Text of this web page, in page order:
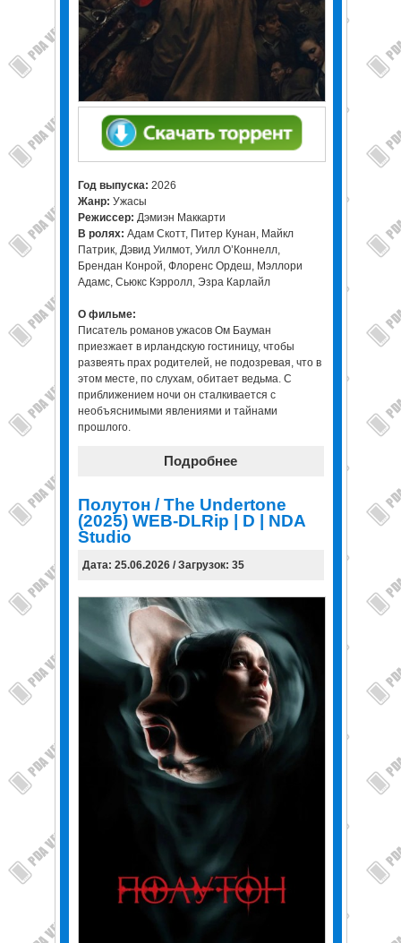
Год выпуска: 2026
Жанр: Ужасы
Режиссер: Дэмиэн Маккарти
В ролях: Адам Скотт, Питер Кунан, Майкл
Патрик, Дэвид Уилмот, Уилл О’Коннелл,
Брендан Конрой, Флоренс Ордеш, Мэллори
Адамс, Сьюкс Кэрролл, Эзра Карлайл
О фильме:
Писатель романов ужасов Ом Бауман
приезжает в ирландскую гостиницу, чтобы
развеять прах родителей, не подозревая, что в
этом месте, по слухам, обитает ведьма. С
приближением ночи он сталкивается с
необъяснимыми явлениями и тайнами
прошлого.
Подробнее
Полутон / The Undertone
(2025) WEB-DLRip | D | NDA
Studio
Дата: 25.06.2026 / Загрузок: 35